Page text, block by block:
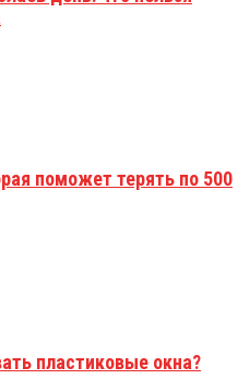
поможет терять по 500
пластиковые окна?